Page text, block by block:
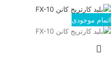
اتمام موجودی